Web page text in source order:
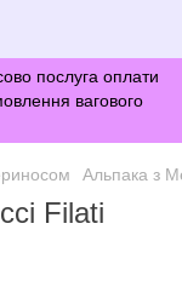
послуга оплати
вагового
Альпака з
Filati